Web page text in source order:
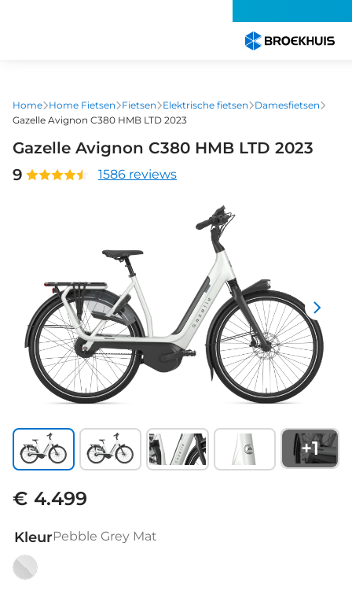
gaan
Home Home Fietsen Fietsen Elektrische fietsen
Damesfietsen
Gazelle Avignon C380 HMB LTD 2023
Gazelle Avignon C380 HMB LTD 2023
9
1586 reviews
+1
€ 4.499
KleurPebble Grey Mat